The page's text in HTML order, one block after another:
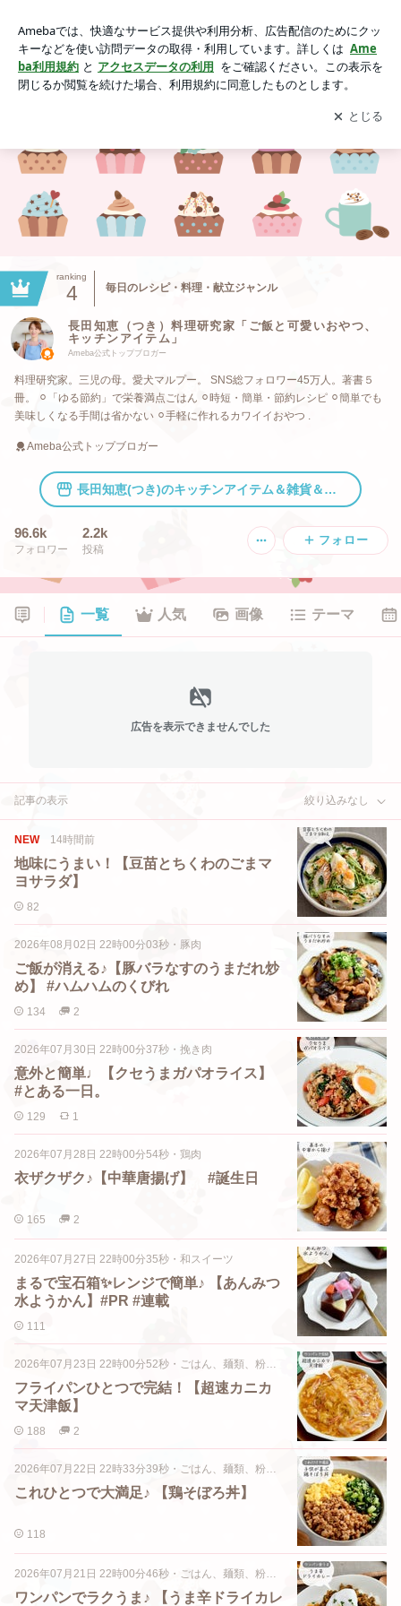
アイテム」アプリをダウンロードして ブログの更新通知
を受け取りまし
ょう。
開く
ranking
4 毎日のレシピ・料理・献立ジャンル
長田知恵（つき）料理研究家「ご飯と可愛いおやつ、
キッチンアイテム」
Ameba公式トップブロガー
料理研究家。三児の母。愛犬マルプー。 SNS総フォロワー45万人。著書５
冊。 ⚪︎「ゆる節約」で栄養満点ごはん ⚪︎時短・簡単・節約レシピ ⚪︎簡単でも
美味しくなる手間は省かない ⚪︎手軽に作れるカワイイおやつ .
Ameba公式トップブロガー
長田知恵(つき)のキッチンアイテム＆雑貨＆インテリア。
96.6k
フォロワー
2.2k
投稿
フォロー
一覧 人気 画像 テーマ
広告を表示できませんでした
記事の表示 絞り込みなし
NEW 14時間前
地味にうまい！【豆苗とちくわのごまマ
ヨサラダ】
82
2026年08月02日 22時00分03秒 ・ 豚肉
ご飯が消える♪【豚バラなすのうまだれ炒
め】 #ハムハムのくびれ
134 2
2026年07月30日 22時00分37秒 ・ 挽き肉
意外と簡単♩【クセうまガパオライス】
#とある一日。
129 1
2026年07月28日 22時00分54秒 ・ 鶏肉
衣ザクザク♪【中華唐揚げ】 #誕生日
165 2
2026年07月27日 22時00分35秒 ・ 和スイーツ
まるで宝石箱✨レンジで簡単♪ 【あんみつ
水ようかん】#PR #連載
111
2026年07月23日 22時00分52秒 ・ ごはん、麺類、粉物類
フライパンひとつで完結！【超速カニカ
マ天津飯】
188 2
2026年07月22日 22時33分39秒 ・ ごはん、麺類、粉物類
これひとつで大満足♪ 【鶏そぼろ丼】
118
2026年07月21日 22時00分46秒 ・ ごはん、麺類、粉物類
ワンパンでラクうま♪ 【うま辛ドライカレ